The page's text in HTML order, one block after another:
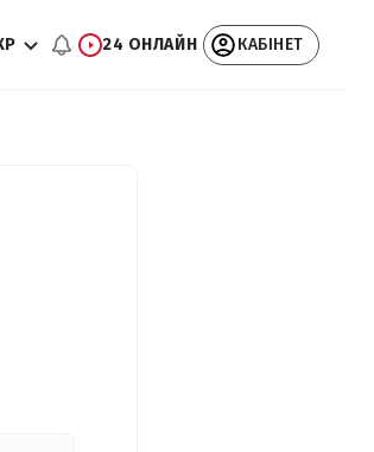
24 ОНЛАЙН КАБІНЕТ